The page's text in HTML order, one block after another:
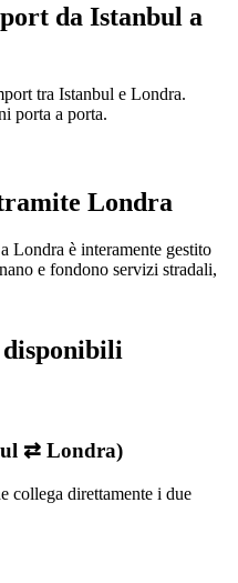
da Istanbul a
tra Istanbul e Londra.
porta a porta.
Londra
Londra è interamente gestito
e fondono servizi stradali,
⇄ Londra)
collega direttamente i due